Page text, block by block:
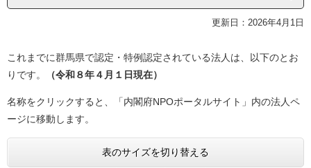
更新日：2026年4月1日
これまでに群馬県で認定・特例認定されている法人は、以下のとお
りです。
（令和８年４月１日現在）
名称をクリックすると、「内閣府NPOポータルサイト」内の法人ペ
ージに移動します。
表のサイズを切り替える